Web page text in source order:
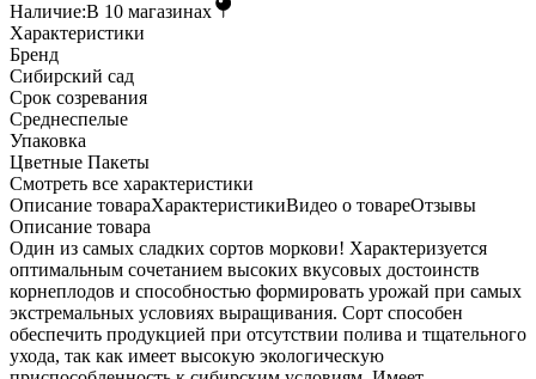
Наличие:В 10 магазинах
Характеристики
Бренд
Сибирский сад
Срок созревания
Среднеспелые
Упаковка
Цветные Пакеты
Cмотреть все характеристики
Описание товараХарактеристикиВидео о товареОтзывы
Описание товара
Один из самых сладких сортов моркови! Характеризуется
оптимальным сочетанием высоких вкусовых достоинств
корнеплодов и способностью формировать урожай при самых
экстремальных условиях выращивания. Сорт способен
обеспечить продукцией при отсутствии полива и тщательного
ухода, так как имеет высокую экологическую